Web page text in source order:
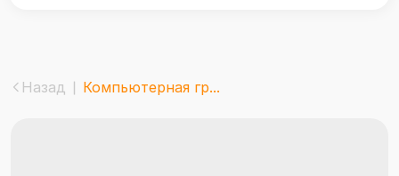
Назад Компьютерная гр...